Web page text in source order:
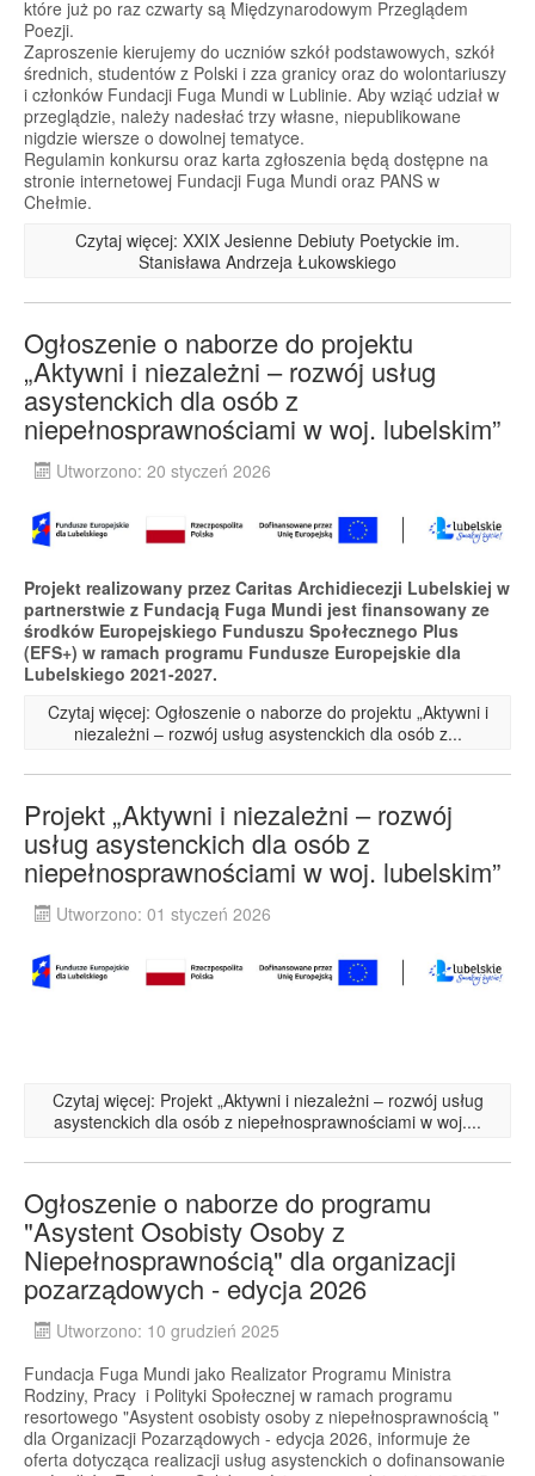
które już po raz czwarty są Międzynarodowym Przeglądem
Poezji.
Zaproszenie kierujemy do uczniów szkół podstawowych, szkół
średnich, studentów z Polski i zza granicy oraz do wolontariuszy
i członków Fundacji Fuga Mundi w Lublinie. Aby wziąć udział w
przeglądzie, należy nadesłać trzy własne, niepublikowane
nigdzie wiersze o dowolnej tematyce.
Regulamin konkursu oraz karta zgłoszenia będą dostępne na
stronie internetowej Fundacji Fuga Mundi oraz PANS w
Chełmie.
Czytaj więcej: XXIX Jesienne Debiuty Poetyckie im.
Stanisława Andrzeja Łukowskiego
Ogłoszenie o naborze do projektu
„Aktywni i niezależni – rozwój usług
asystenckich dla osób z
niepełnosprawnościami w woj. lubelskim”
Utworzono: 20 styczeń 2026
Projekt realizowany przez Caritas Archidiecezji Lubelskiej w
partnerstwie z Fundacją Fuga Mundi jest finansowany ze
środków Europejskiego Funduszu Społecznego Plus
(EFS+) w ramach programu Fundusze Europejskie dla
Lubelskiego 2021-2027.
Czytaj więcej: Ogłoszenie o naborze do projektu „Aktywni i
niezależni – rozwój usług asystenckich dla osób z...
Projekt „Aktywni i niezależni – rozwój
usług asystenckich dla osób z
niepełnosprawnościami w woj. lubelskim”
Utworzono: 01 styczeń 2026
Czytaj więcej: Projekt „Aktywni i niezależni – rozwój usług
asystenckich dla osób z niepełnosprawnościami w woj....
Ogłoszenie o naborze do programu
"Asystent Osobisty Osoby z
Niepełnosprawnością" dla organizacji
pozarządowych - edycja 2026
Utworzono: 10 grudzień 2025
Fundacja Fuga Mundi jako Realizator Programu Ministra
Rodziny, Pracy i Polityki Społecznej w ramach programu
resortowego "Asystent osobisty osoby z niepełnosprawnością "
dla Organizacji Pozarządowych - edycja 2026, informuje że
oferta dotycząca realizacji usług asystenckich o dofinansowanie